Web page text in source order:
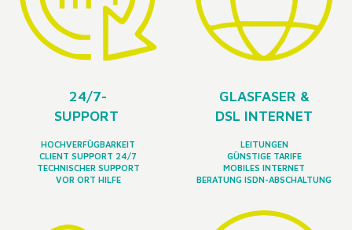
24/7-
SUPPORT
HOCHVERFÜGBARKEIT
CLIENT SUPPORT 24/7
TECHNISCHER SUPPORT
VOR ORT HILFE
GLASFASER &
DSL INTERNET
LEITUNGEN
GÜNSTIGE TARIFE
MOBILES INTERNET
BERATUNG ISDN-ABSCHALTUNG